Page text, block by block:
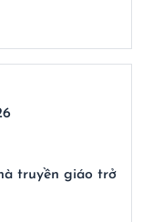
truyền giáo trở